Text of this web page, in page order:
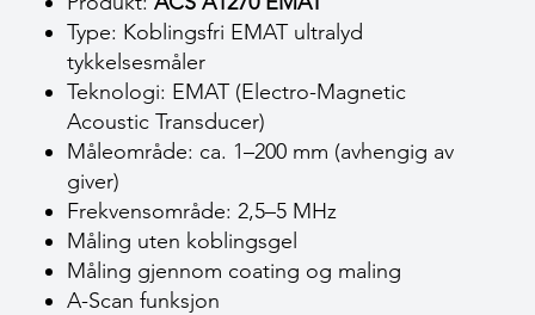
Type: Koblingsfri EMAT ultralyd
tykkelsesmåler
Teknologi: EMAT (Electro-Magnetic
Acoustic Transducer)
Måleområde: ca. 1–200 mm (avhengig av
giver)
Frekvensområde: 2,5–5 MHz
Måling uten koblingsgel
Måling gjennom coating og maling
A-Scan funksjon